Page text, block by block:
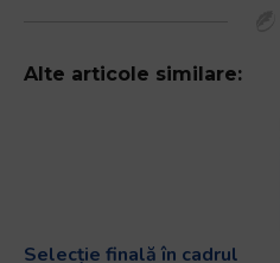
Alte articole similare:
Selecție finală în cadrul